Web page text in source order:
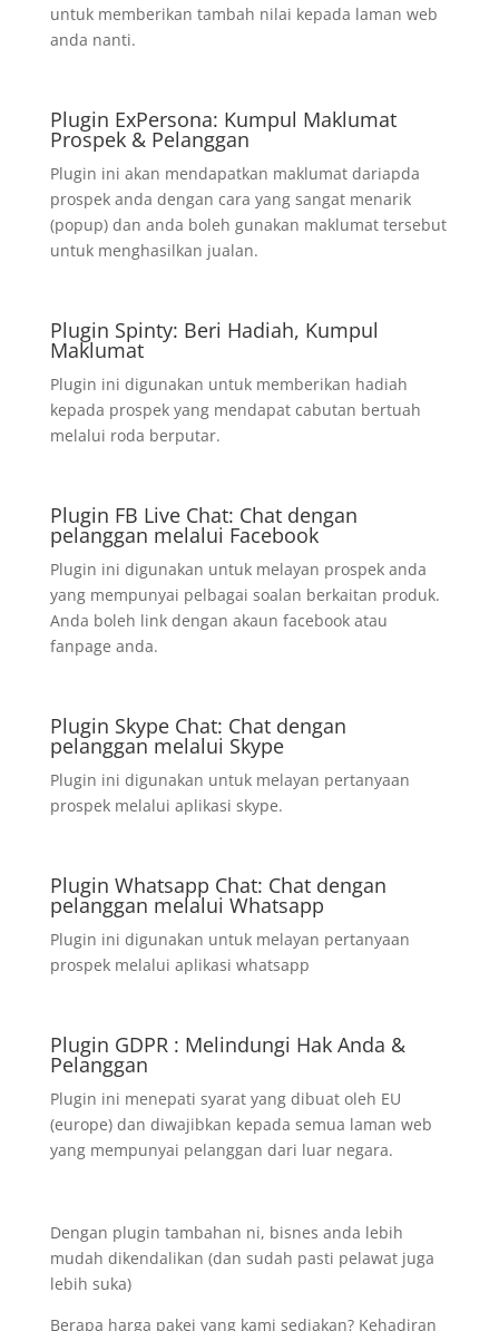
untuk memberikan tambah nilai kepada laman web
anda nanti.
Plugin ExPersona: Kumpul Maklumat
Prospek & Pelanggan
Plugin ini akan mendapatkan maklumat dariapda
prospek anda dengan cara yang sangat menarik
(popup) dan anda boleh gunakan maklumat tersebut
untuk menghasilkan jualan.
Plugin Spinty: Beri Hadiah, Kumpul
Maklumat
Plugin ini digunakan untuk memberikan hadiah
kepada prospek yang mendapat cabutan bertuah
melalui roda berputar.
Plugin FB Live Chat: Chat dengan
pelanggan melalui Facebook
Plugin ini digunakan untuk melayan prospek anda
yang mempunyai pelbagai soalan berkaitan produk.
Anda boleh link dengan akaun facebook atau
fanpage anda.
Plugin Skype Chat: Chat dengan
pelanggan melalui Skype
Plugin ini digunakan untuk melayan pertanyaan
prospek melalui aplikasi skype.
Plugin Whatsapp Chat: Chat dengan
pelanggan melalui Whatsapp
Plugin ini digunakan untuk melayan pertanyaan
prospek melalui aplikasi whatsapp
Plugin GDPR : Melindungi Hak Anda &
Pelanggan
Plugin ini menepati syarat yang dibuat oleh EU
(europe) dan diwajibkan kepada semua laman web
yang mempunyai pelanggan dari luar negara.
Dengan plugin tambahan ni, bisnes anda lebih
mudah dikendalikan (dan sudah pasti pelawat juga
lebih suka)
Berapa harga pakej yang kami sediakan? Kehadiran